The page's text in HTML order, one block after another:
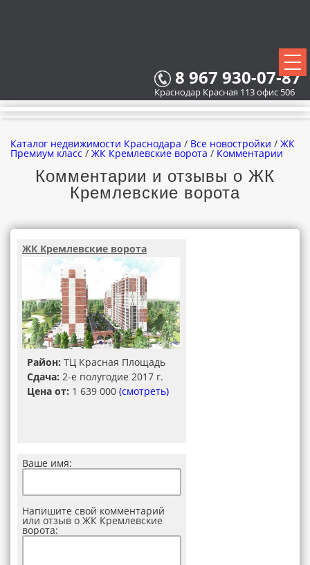
8 967 930-07-87
Краснодар Красная 113 офис 506
ВСЕ НОВОСТРОЙКИ
КАРТА НОВОСТРОЕК
ЗАСТРОЙЩИКИ
ВСЕ КОТТЕДЖНЫЕ ПОСЕЛКИ
Каталог недвижимости Краснодара / Все новостройки / ЖК
Премиум класс / ЖК Кремлевские ворота / Комментарии
Комментарии и отзывы о ЖК
Кремлевские ворота
ЖК Кремлевские ворота
Район: ТЦ Красная Площадь
Сдача: 2-е полугодие 2017 г.
Цена от: 1 639 000 (смотреть)
Ваше имя:
Напишите свой комментарий
или отзыв о ЖК Кремлевские
ворота: